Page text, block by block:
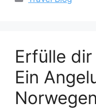
Erfülle
Ein